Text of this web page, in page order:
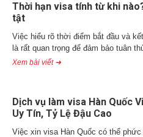
Thời hạn visa tính từ khi
tật
Việc hiểu rõ thời điểm bắt đầu và
là rất quan trọng để đảm bảo tuân
Xem bài viết ➜
Dịch vụ làm visa Hàn Quốc
Uy Tín, Tỷ Lệ Đậu Cao
Việc xin visa Hàn Quốc có thể